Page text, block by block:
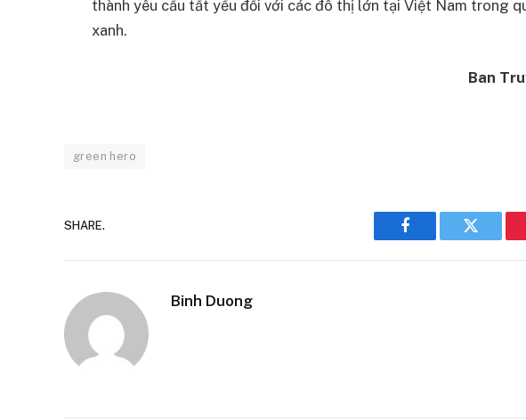
thành yêu cầu tất yếu đối với các đô thị lớn tại Việt Nam trong
xanh.
Ban
green hero
SHARE.
Facebook Twitter
Binh Duong